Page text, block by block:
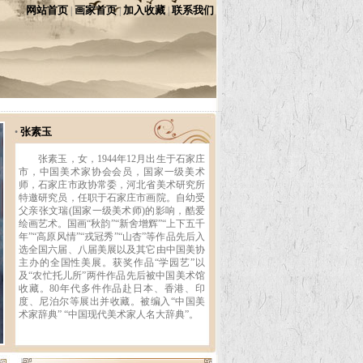
网站首页 画家首页|加入收藏 |联系我们
• 张素玉
张素玉，女，1944年12月出生于石家庄
市，中国美术家协会会员，国家一级美术
师，石家庄市政协常委，河北省美术研究所
特邀研究员，任职于石家庄市画院。自幼受
父亲张文瑞(国家一级美术师)的影响，酷爱
绘画艺术。国画“秋韵”“新舍增辉”“上下五千
年”“高原风情”“戎冠秀”“山杏”等作品先后入
选全国六届、八届美展以及其它由中国美协
主办的全国性美展。获奖作品“学园艺”以
及“农忙托儿所”两件作品先后被中国美术馆
收藏。80年代多件作品赴日本、香港、印
度、尼泊尔等展出并收藏。被编入“中国美
术家辞典” “中国现代美术家人名大辞典”。